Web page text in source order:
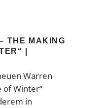
THE MAKING
|
Warren
of Winter“
in